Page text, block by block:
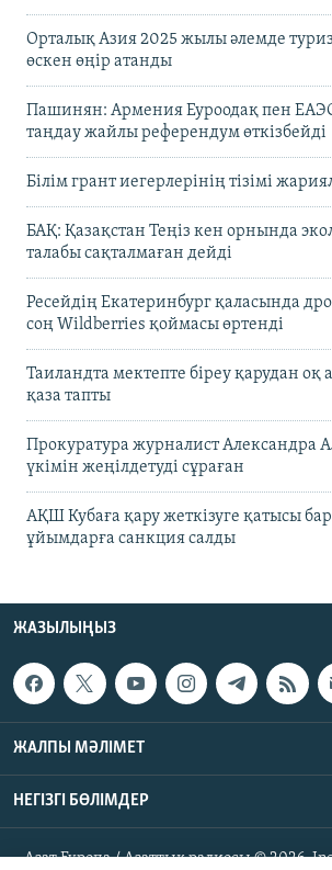
Орталық Азия 2025 жылы әлемде
өскен өңір атанды
Пашинян: Армения Еуроодақ пен
таңдау жайлы референдум өткізбейді
Білім грант иегерлерінің тізімі
БАҚ: Қазақстан Теңіз кен орнында
талабы сақталмаған дейді
Ресейдің Екатеринбург қаласында
соң Wildberries қоймасы өртенді
Таиландта мектепте біреу қарудан оқ
қаза тапты
Прокуратура журналист Александра
үкімін жеңілдетуді сұраған
АҚШ Кубаға қару жеткізуге қатысы
ұйымдарға санкция салды
ЖАЗЫЛЫҢЫЗ
ЖАЛПЫ МӘЛІМЕТ
НЕГІЗГІ БӨЛІМДЕР
Азат Еуропа / Азаттық радиосы © 2026,